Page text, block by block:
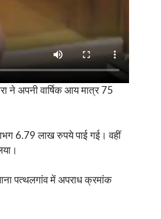
ने अपनी वार्षिक आय मात्र 75
6.79 लाख रुपये पाई गई। वहीं
पत्थलगांव में अपराध क्रमांक